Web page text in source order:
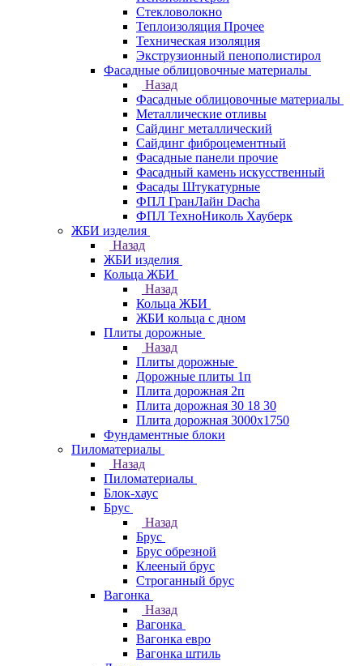
Стекловолокно
Теплоизоляция Прочее
Техническая изоляция
Экструзионный пенополистирол
Фасадные облицовочные материалы
Назад
Фасадные облицовочные материалы
Металлические отливы
Сайдинг металлический
Сайдинг фиброцементный
Фасадные панели прочие
Фасадный камень искусственный
Фасады Штукатурные
ФПЛ ГранЛайн Dacha
ФПЛ ТехноНиколь Хауберк
ЖБИ изделия
Назад
ЖБИ изделия
Кольца ЖБИ
Назад
Кольца ЖБИ
ЖБИ кольца с дном
Плиты дорожные
Назад
Плиты дорожные
Дорожные плиты 1п
Плита дорожная 2п
Плита дорожная 30 18 30
Плита дорожная 3000х1750
Фундаментные блоки
Пиломатериалы
Назад
Пиломатериалы
Блок-хаус
Брус
Назад
Брус
Брус обрезной
Клееный брус
Строганный брус
Вагонка
Назад
Вагонка
Вагонка евро
Вагонка штиль